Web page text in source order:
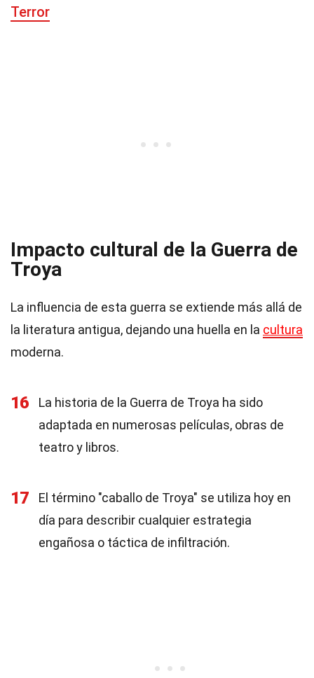
Terror
Impacto cultural de la Guerra de
Troya
La influencia de esta guerra se extiende más allá de
la literatura antigua, dejando una huella en la cultura
moderna.
16
La historia de la Guerra de Troya ha sido
adaptada en numerosas películas, obras de
teatro y libros.
17
El término "caballo de Troya" se utiliza hoy en
día para describir cualquier estrategia
engañosa o táctica de infiltración.